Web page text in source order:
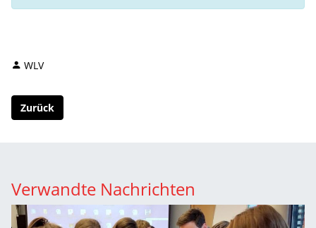
WLV
Zurück
Verwandte Nachrichten